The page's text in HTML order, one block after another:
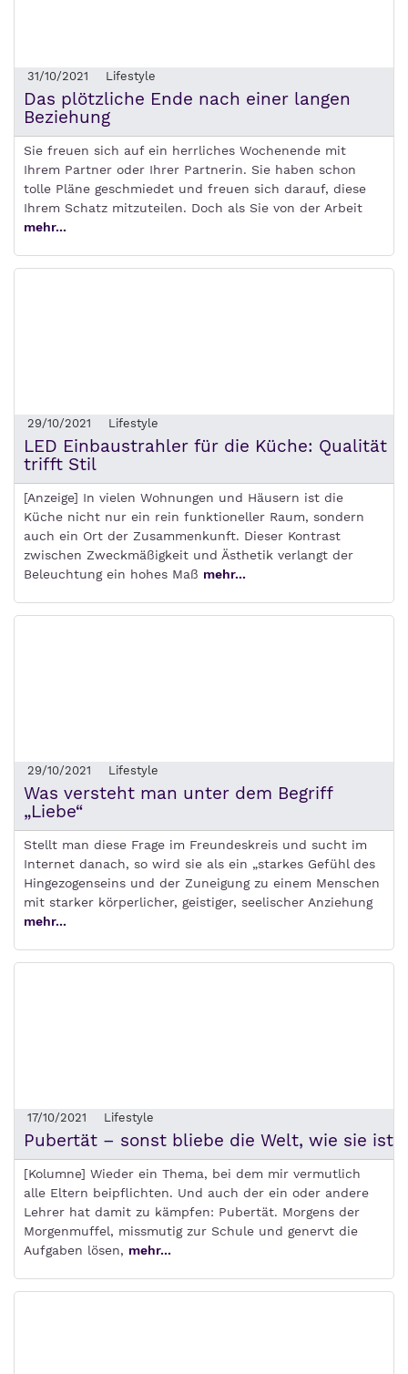
31/10/2021 Lifestyle
Das plötzliche Ende nach einer langen
Beziehung
Sie freuen sich auf ein herrliches Wochenende mit
Ihrem Partner oder Ihrer Partnerin. Sie haben schon
tolle Pläne geschmiedet und freuen sich darauf, diese
Ihrem Schatz mitzuteilen. Doch als Sie von der Arbeit
mehr...
29/10/2021 Lifestyle
LED Einbaustrahler für die Küche: Qualität
trifft Stil
[Anzeige] In vielen Wohnungen und Häusern ist die
Küche nicht nur ein rein funktioneller Raum, sondern
auch ein Ort der Zusammenkunft. Dieser Kontrast
zwischen Zweckmäßigkeit und Ästhetik verlangt der
Beleuchtung ein hohes Maß mehr...
29/10/2021 Lifestyle
Was versteht man unter dem Begriff
„Liebe“
Stellt man diese Frage im Freundeskreis und sucht im
Internet danach, so wird sie als ein „starkes Gefühl des
Hingezogenseins und der Zuneigung zu einem Menschen
mit starker körperlicher, geistiger, seelischer Anziehung
mehr...
17/10/2021 Lifestyle
Pubertät – sonst bliebe die Welt, wie sie ist
[Kolumne] Wieder ein Thema, bei dem mir vermutlich
alle Eltern beipflichten. Und auch der ein oder andere
Lehrer hat damit zu kämpfen: Pubertät. Morgens der
Morgenmuffel, missmutig zur Schule und genervt die
Aufgaben lösen, mehr...